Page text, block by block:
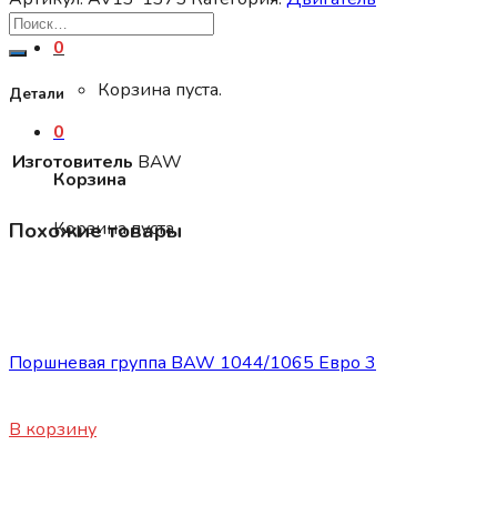
0
Корзина пуста.
0
Корзина
Корзина пуста.
генератора
BAW
Евро
3/4
Детали
Изготовитель BAW
Похожие товары
Поршневая группа BAW 1044/1065 Евро 3
В корзину